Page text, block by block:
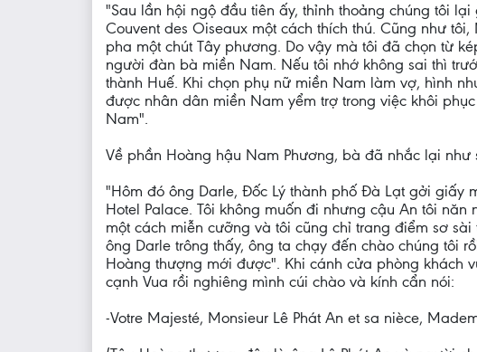
"Sau lần hội ngộ đầu tiên ấy, thỉnh thoảng chúng tôi
Couvent des Oiseaux một cách thích thú. Cũng như
pha một chút Tây phương. Do vậy mà tôi đã chọn từ
người đàn bà miền Nam. Nếu tôi nhớ không sai thì
thành Huế. Khi chọn phụ nữ miền Nam làm vợ, hình
được nhân dân miền Nam yểm trợ trong việc khôi
Nam".
Về phần Hoàng hậu Nam Phương, bà đã nhắc lại như
"Hôm đó ông Darle, Đốc Lý thành phố Đà Lạt gởi giấy
Hotel Palace. Tôi không muốn đi nhưng cậu An tôi
một cách miễn cưỡng và tôi cũng chỉ trang điểm sơ
ông Darle trông thấy, ông ta chạy đến chào chúng tôi
Hoàng thượng mới được". Khi cánh cửa phòng khách
cạnh Vua rồi nghiêng mình cúi chào và kính cẩn nói:
-Votre Majesté, Monsieur Lê Phát An et sa nièce,